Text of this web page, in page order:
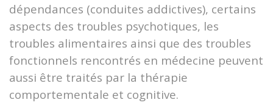
dépendances (conduites addictives), certains
aspects des troubles psychotiques, les
troubles alimentaires ainsi que des troubles
fonctionnels rencontrés en médecine peuvent
aussi être traités par la thérapie
comportementale et cognitive.